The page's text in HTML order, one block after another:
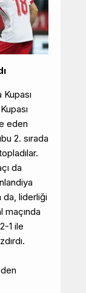
eden
2. sırada
da
da, liderliği
maçında
1 ile